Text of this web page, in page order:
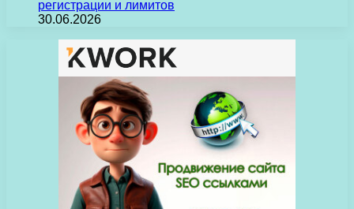
регистрации и лимитов
30.06.2026